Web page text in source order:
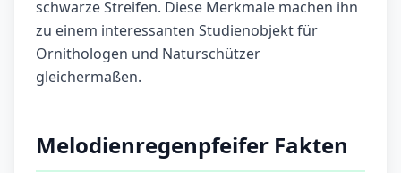
schwarze Streifen. Diese Merkmale machen ihn
zu einem interessanten Studienobjekt für
Ornithologen und Naturschützer
gleichermaßen.
Melodienregenpfeifer Fakten